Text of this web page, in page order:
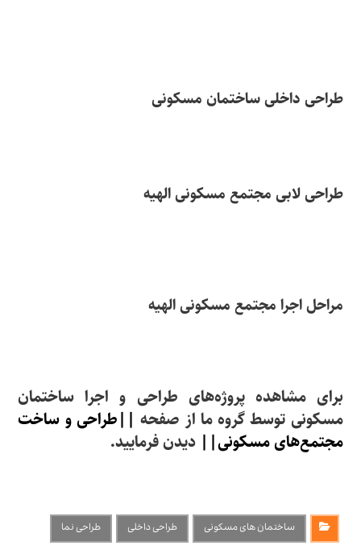
طراحی داخلی ساختمان مسکونی
طراحی لابی مجتمع مسکونی الهیه
مراحل اجرا مجتمع مسکونی الهیه
برای مشاهده پروژه‌های طراحی و اجرا ساختمان
مسکونی توسط گروه ما از صفحه ||طراحی و ساخت
مجتمع‌های مسکونی|| دیدن فرمایید.
ساختمان های مسکونی طراحی داخلی طراحی نما